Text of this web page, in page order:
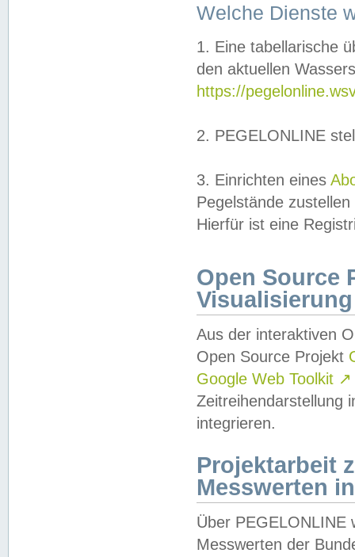
Welche Dienste
1. Eine tabellarische
den aktuellen
https://
2. PEGELONLINE
3. Einrichten eines
Pegelstände
Hierfür ist eine
Open Source
Visualisierung
Aus der interaktiven
Open Source Projekt
Google Web Toolkit ↗
Zeitreihendarstellung
integrieren.
Projektarbeit
Messwerten
Über PEGELONLINE
Messwerten der